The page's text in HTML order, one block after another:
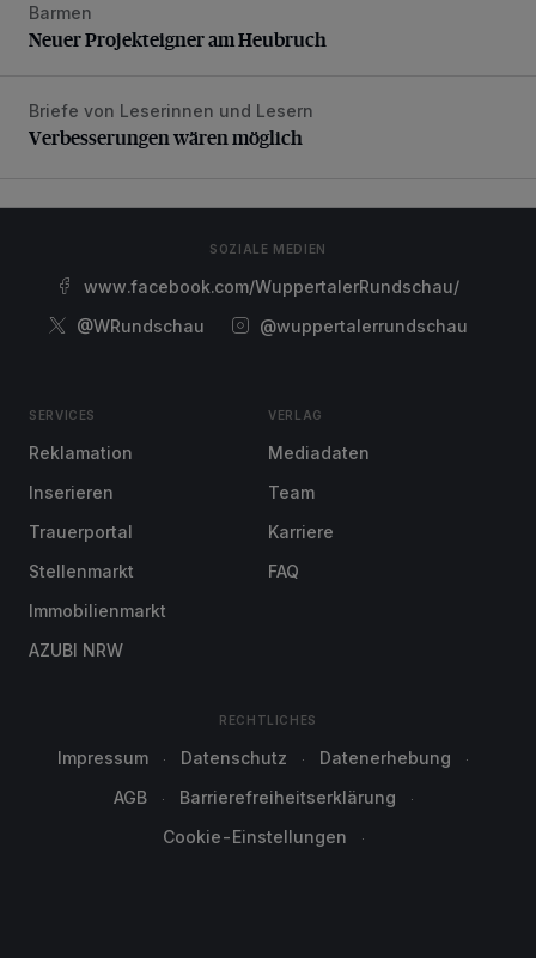
Neuer Projekteigner am Heubruch
Barmen
Neuer Projekteigner am Heubruch
Verbesserungen wären möglich
Briefe von Leserinnen und Lesern
Verbesserungen wären möglich
SOZIALE MEDIEN
www.facebook.com/WuppertalerRundschau/
@WRundschau
@wuppertalerrundschau
SERVICES
Reklamation
Inserieren
Trauerportal
Stellenmarkt
Immobilienmarkt
AZUBI NRW
VERLAG
Mediadaten
Team
Karriere
FAQ
RECHTLICHES
Impressum Datenschutz
Datenerhebung
AGB
Barrierefreiheitserklärung
Cookie-Einstellungen